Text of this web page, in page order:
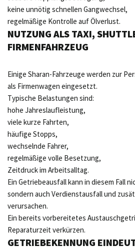
keine unnötig schnellen Gangwechsel,
regelmäßige Kontrolle auf Ölverlust.
NUTZUNG ALS TAXI,
FIRMENFAHRZEUG
Einige Sharan-Fahrzeuge werden zur
als Firmenwagen eingesetzt.
Typische Belastungen sind:
hohe Jahreslaufleistung,
viele kurze Fahrten,
häufige Stopps,
wechselnde Fahrer,
regelmäßige volle Besetzung,
Zeitdruck im Arbeitsalltag.
Ein Getriebeausfall kann in diesem Fall
sondern auch Verdienstausfall und
verursachen.
Ein bereits vorbereitetes
Reparaturzeit verkürzen.
GETRIEBEKENNUNG